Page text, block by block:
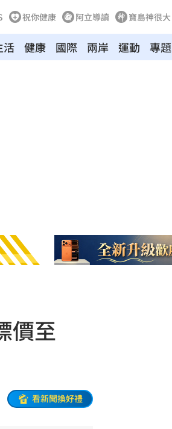
祝你健康 阿立導讀 寶島神很大
活 健康 國際 兩岸 運動 專題
價至
看新聞換好禮